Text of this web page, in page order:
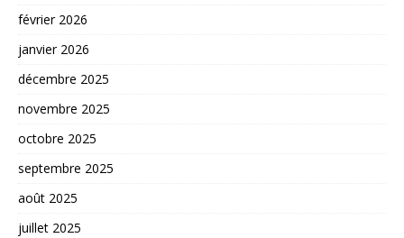
février 2026
janvier 2026
décembre 2025
novembre 2025
octobre 2025
septembre 2025
août 2025
juillet 2025